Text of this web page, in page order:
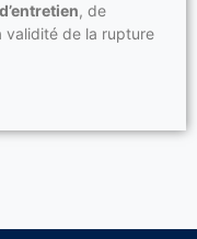
, de
validité de la rupture